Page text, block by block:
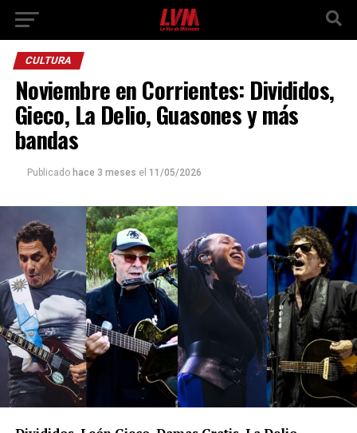
CULTURA
Noviembre en Corrientes: Divididos,
Gieco, La Delio, Guasones y más
bandas
Publicado hace 3 meses el 11/05/2026